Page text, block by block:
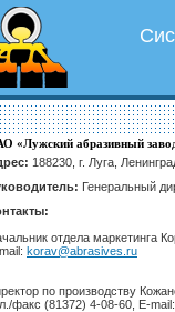
«Лужский абразивный
188230, г. Луга,
Генеральный
отдела маркетинга
korav@abrasives.ru
по производству
факс (81372) 4-08-60, E-mail: